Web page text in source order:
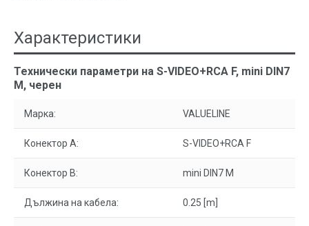
Характеристики
Технически параметри на S-VIDEO+RCA F, mini DIN7
M, черен
Марка: VALUELINE
Конектор A: S-VIDEO+RCA F
Конектор B: mini DIN7 M
Дължина на кабела: 0.25 [m]